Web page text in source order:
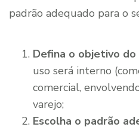
padrão adequado para o
Defina o objetivo do
uso será interno
comercial,
varejo;
Escolha o padrão